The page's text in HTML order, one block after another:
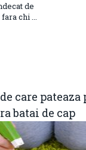
de
chi ...
care pateaza
batai de cap